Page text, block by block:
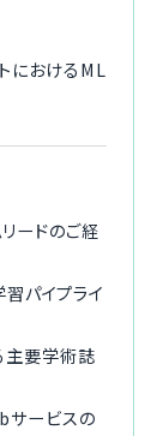
におけるML
ードのご経
パイプライ
主要学術誌
サービスの